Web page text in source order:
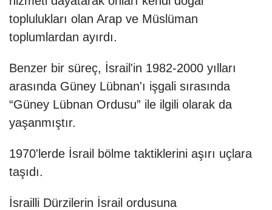
toplulukları olan Arap ve Müslüman
toplumlardan ayırdı.
Benzer bir süreç, İsrail'in 1982-2000 yılları
arasında Güney Lübnan'ı işgali sırasında
“Güney Lübnan Ordusu” ile ilgili olarak da
yaşanmıştır.
1970'lerde İsrail bölme taktiklerini aşırı uçlara
taşıdı.
İsrailli Dürzilerin İsrail ordusuna